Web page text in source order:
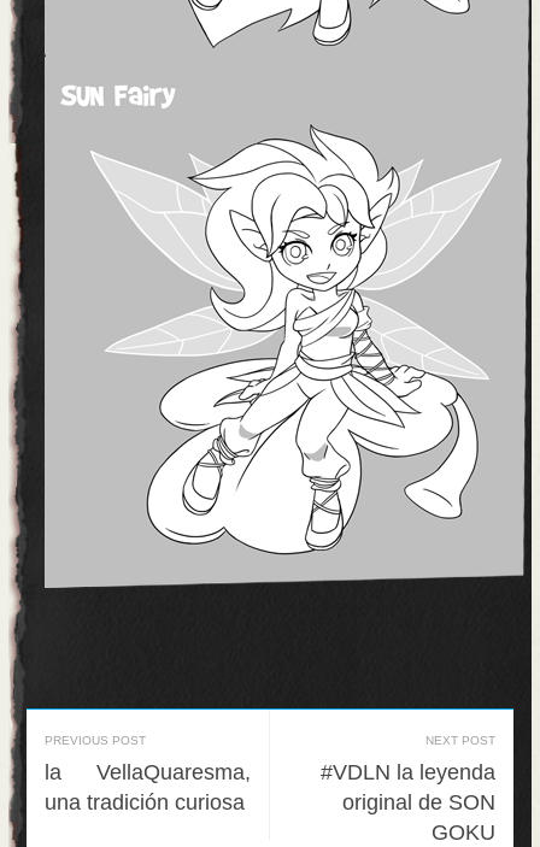
PREVIOUS POST
la VellaQuaresma,
una tradición curiosa
NEXT POST
#VDLN la leyenda
original de SON
GOKU